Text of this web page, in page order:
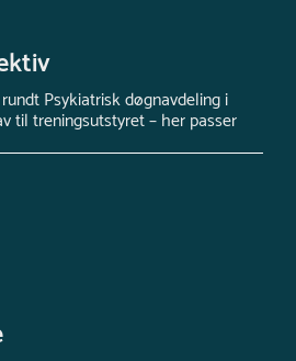
Psykiatrisk døgnavdeling i
til treningsutstyret – her passer